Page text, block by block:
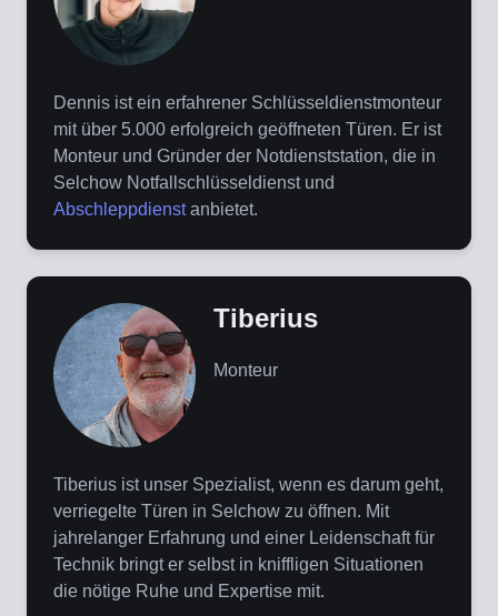
Dennis ist ein erfahrener Schlüsseldienstmonteur
mit über 5.000 erfolgreich geöffneten Türen. Er ist
Monteur und Gründer der Notdienststation, die in
Selchow Notfallschlüsseldienst und
Abschleppdienstanbietet.
Tiberius
Monteur
Tiberius ist unser Spezialist, wenn es darum geht,
verriegelte Türen in Selchow zu öffnen. Mit
jahrelanger Erfahrung und einer Leidenschaft für
Technik bringt er selbst in kniffligen Situationen
die nötige Ruhe und Expertise mit.